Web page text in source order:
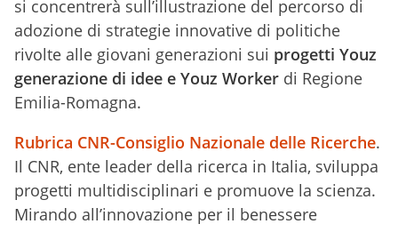
si concentrerà sull’illustrazione del percorso di
adozione di strategie innovative di politiche
rivolte alle giovani generazioni sui progetti Youz
generazione di idee e Youz Worker di Regione
Emilia-Romagna.
Rubrica CNR-Consiglio Nazionale delle Ricerche.
Il CNR, ente leader della ricerca in Italia, sviluppa
progetti multidisciplinari e promuove la scienza.
Mirando all’innovazione per il benessere